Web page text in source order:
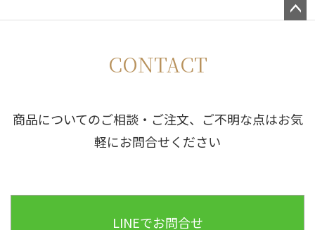
CONTACT
商品についてのご相談・ご注文、ご不明な点はお気
軽にお問合せください
LINEでお問合せ